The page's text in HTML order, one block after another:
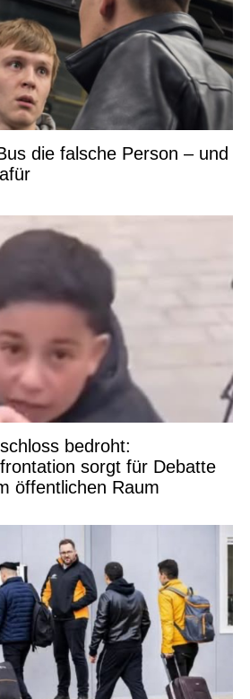
die falsche Person – und
bedroht:
sorgt für Debatte
öffentlichen Raum